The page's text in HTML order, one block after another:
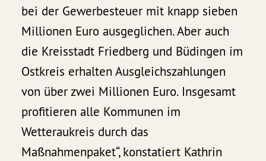
bei der Gewerbesteuer mit knapp sieben
Millionen Euro ausgeglichen. Aber auch
die Kreisstadt Friedberg und Büdingen im
Ostkreis erhalten Ausgleichszahlungen
von über zwei Millionen Euro. Insgesamt
profitieren alle Kommunen im
Wetteraukreis durch das
Maßnahmenpaket“, konstatiert Kathrin